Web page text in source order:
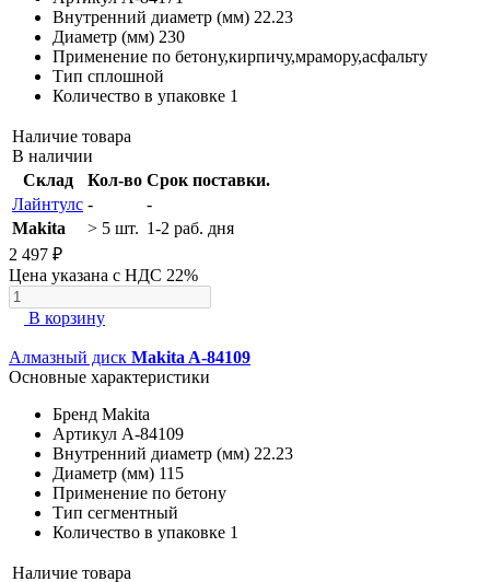
Внутренний диаметр (мм) 22.23
Диаметр (мм) 230
Применение по бетону,кирпичу,мрамору,асфальту
Тип сплошной
Количество в упаковке 1
Наличие товара
В наличии
Склад
Кол-во Срок поставки.
Лайнтулс -
-
Makita
> 5 шт. 1-2 раб. дня
2 497 ₽
Цена указана с НДС 22%
В корзину
Алмазный диск Makita A-84109
Основные характеристики
Бренд Makita
Артикул A-84109
Внутренний диаметр (мм) 22.23
Диаметр (мм) 115
Применение по бетону
Тип сегментный
Количество в упаковке 1
Наличие товара